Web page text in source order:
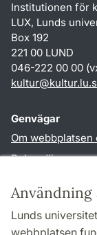
Användning
Lunds
webbplatsen
Institutionen för
LUX, Lunds
Box 192
221 00 LUND
046-222 00 00
kultur@kultur.lu.
Genvägar
Om
Behandling av
TYPO3-login